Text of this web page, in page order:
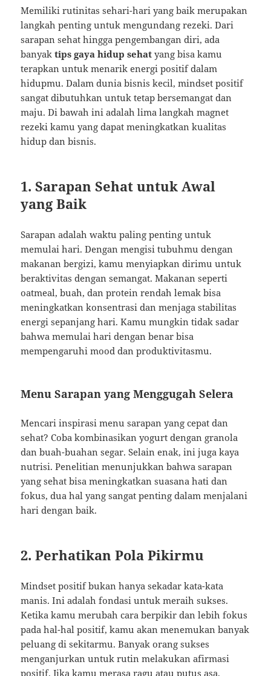
Memiliki rutinitas sehari-hari yang baik merupakan
langkah penting untuk mengundang rezeki. Dari
sarapan sehat hingga pengembangan diri, ada
banyaktips gaya hidup sehat yang bisa kamu
terapkan untuk menarik energi positif dalam
hidupmu. Dalam dunia bisnis kecil, mindset positif
sangat dibutuhkan untuk tetap bersemangat dan
maju. Di bawah ini adalah lima langkah magnet
rezeki kamu yang dapat meningkatkan kualitas
hidup dan bisnis.
1. Sarapan Sehat untuk Awal
yang Baik
Sarapan adalah waktu paling penting untuk
memulai hari. Dengan mengisi tubuhmu dengan
makanan bergizi, kamu menyiapkan dirimu untuk
beraktivitas dengan semangat. Makanan seperti
oatmeal, buah, dan protein rendah lemak bisa
meningkatkan konsentrasi dan menjaga stabilitas
energi sepanjang hari. Kamu mungkin tidak sadar
bahwa memulai hari dengan benar bisa
mempengaruhi mood dan produktivitasmu.
Menu Sarapan yang Menggugah Selera
Mencari inspirasi menu sarapan yang cepat dan
sehat? Coba kombinasikan yogurt dengan granola
dan buah-buahan segar. Selain enak, ini juga kaya
nutrisi. Penelitian menunjukkan bahwa sarapan
yang sehat bisa meningkatkan suasana hati dan
fokus, dua hal yang sangat penting dalam menjalani
hari dengan baik.
2. Perhatikan Pola Pikirmu
Mindset positif bukan hanya sekadar kata-kata
manis. Ini adalah fondasi untuk meraih sukses.
Ketika kamu merubah cara berpikir dan lebih fokus
pada hal-hal positif, kamu akan menemukan banyak
peluang di sekitarmu. Banyak orang sukses
menganjurkan untuk rutin melakukan afirmasi
positif. Jika kamu merasa ragu atau putus asa,